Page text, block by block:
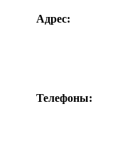
Адрес:
Телефоны: